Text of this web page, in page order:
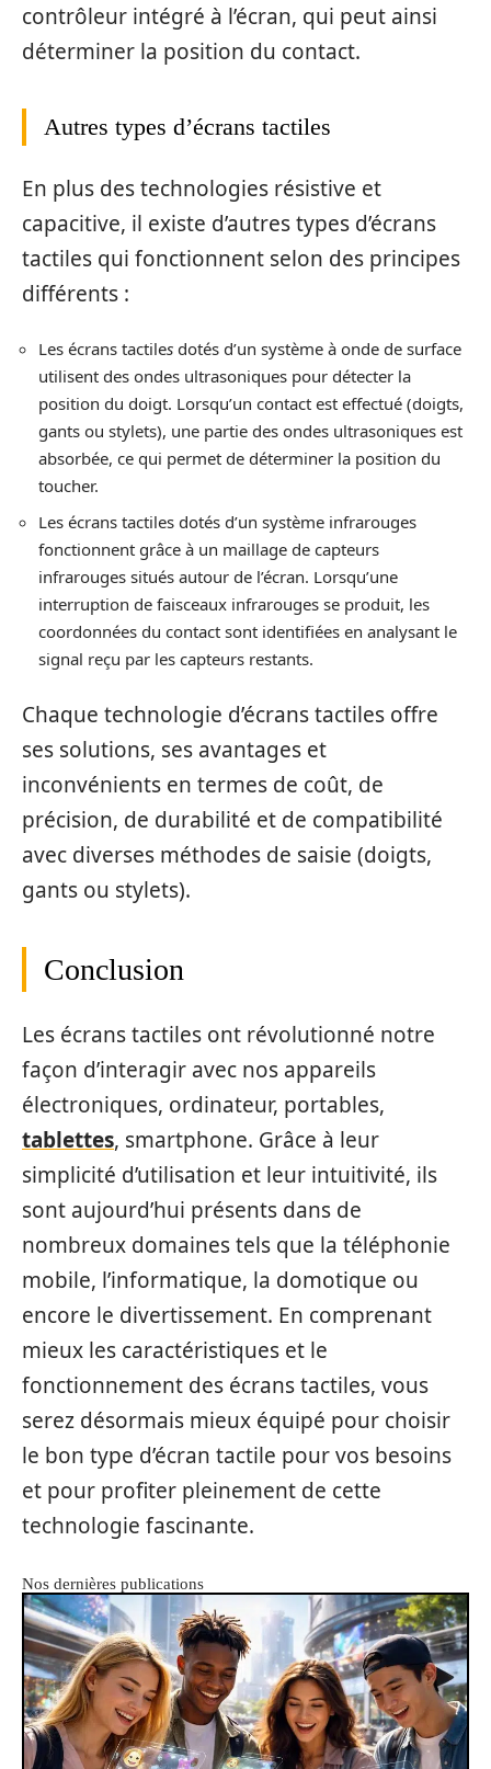
contrôleur intégré à l’écran, qui peut ainsi
déterminer la position du contact.
Autres types d’écrans tactiles
En plus des technologies résistive et
capacitive, il existe d’autres types d’écrans
tactiles qui fonctionnent selon des principes
différents :
Les écrans tactiles dotés d’un système à onde de surface
utilisent des ondes ultrasoniques pour détecter la
position du doigt. Lorsqu’un contact est effectué (doigts,
gants ou stylets), une partie des ondes ultrasoniques est
absorbée, ce qui permet de déterminer la position du
toucher.
Les écrans tactiles dotés d’un système infrarouges
fonctionnent grâce à un maillage de capteurs
infrarouges situés autour de l’écran. Lorsqu’une
interruption de faisceaux infrarouges se produit, les
coordonnées du contact sont identifiées en analysant le
signal reçu par les capteurs restants.
Chaque technologie d’écrans tactiles offre
ses solutions, ses avantages et
inconvénients en termes de coût, de
précision, de durabilité et de compatibilité
avec diverses méthodes de saisie (doigts,
gants ou stylets).
Conclusion
Les écrans tactiles ont révolutionné notre
façon d’interagir avec nos appareils
électroniques, ordinateur, portables,
tablettes, smartphone. Grâce à leur
simplicité d’utilisation et leur intuitivité, ils
sont aujourd’hui présents dans de
nombreux domaines tels que la téléphonie
mobile, l’informatique, la domotique ou
encore le divertissement. En comprenant
mieux les caractéristiques et le
fonctionnement des écrans tactiles, vous
serez désormais mieux équipé pour choisir
le bon type d’écran tactile pour vos besoins
et pour profiter pleinement de cette
technologie fascinante.
Nos dernières publications